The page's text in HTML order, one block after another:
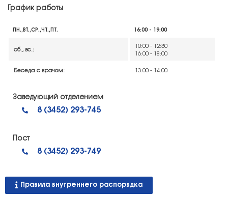
График работы
ПН.,ВТ.,СР.,ЧТ.,ПТ. 16:00 - 19:00
сб., вс.:
10:00 - 12:30
16:00 - 18:00
Беседа с врачом: 13:00 - 14:00
Заведующий отделением
8 (3452) 293-745
Пост
8 (3452) 293-749
Правила внутреннего распорядка